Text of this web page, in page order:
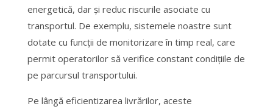
energetică, dar și reduc riscurile asociate cu
transportul. De exemplu, sistemele noastre sunt
dotate cu funcții de monitorizare în timp real, care
permit operatorilor să verifice constant condițiile de
pe parcursul transportului.
Pe lângă eficientizarea livrărilor, aceste